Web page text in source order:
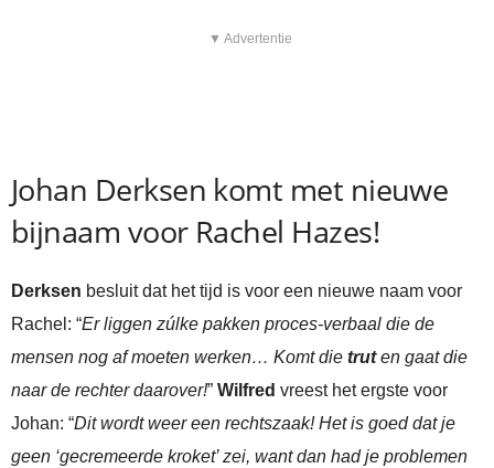
▼ Advertentie
Johan Derksen komt met nieuwe
bijnaam voor Rachel Hazes!
Derksen besluit dat het tijd is voor een nieuwe naam voor
Rachel: “Er liggen zúlke pakken proces-verbaal die de
mensen nog af moeten werken… Komt die truten gaat die
naar de rechter daarover!” Wilfred vreest het ergste voor
Johan: “Dit wordt weer een rechtszaak! Het is goed dat je
geen ‘gecremeerde kroket’ zei, want dan had je problemen